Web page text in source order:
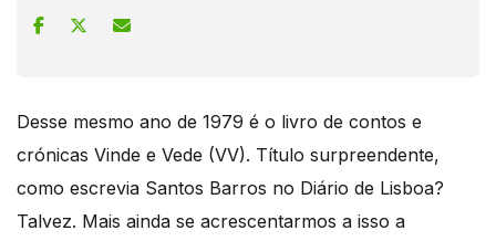
Desse mesmo ano de 1979 é o livro de contos e
crónicas Vinde e Vede (VV). Título surpreendente,
como escrevia Santos Barros no Diário de Lisboa?
Talvez. Mais ainda se acrescentarmos a isso a